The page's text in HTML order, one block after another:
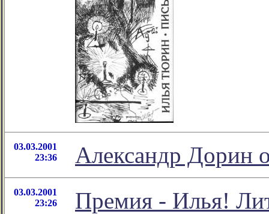
03.03.2001
23:36
Александр Дорин
03.03.2001
23:26
Премия - Илья!